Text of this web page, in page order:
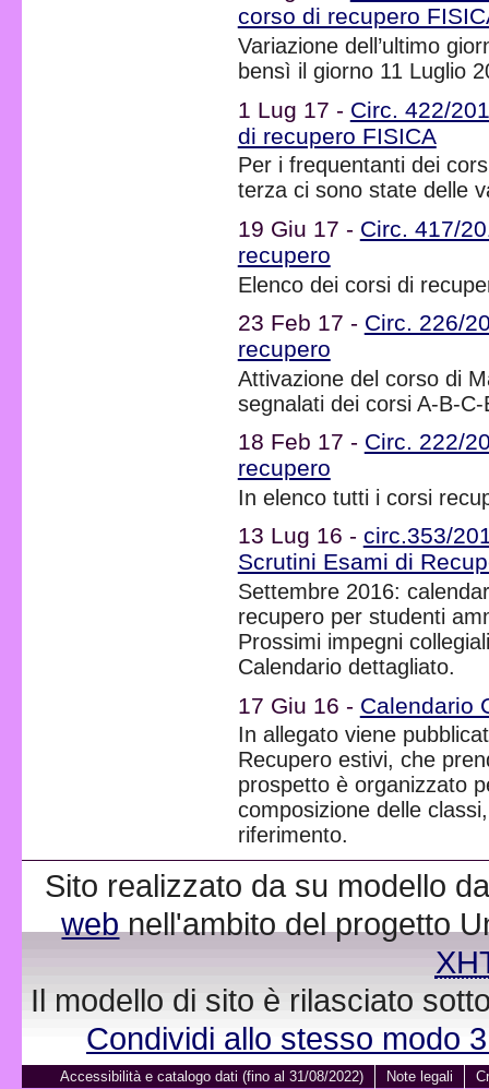
corso di recupero
Variazione dell’ultimo
bensì il giorno 11 Luglio
1 Lug 17 - Circ. 422/
di recupero FISICA
Per i frequentanti dei
terza ci sono state delle
19 Giu 17 - Circ. 417/
recupero
Elenco dei corsi di
23 Feb 17 - Circ. 226/
recupero
Attivazione del corso di
segnalati dei corsi A-B-
18 Feb 17 - Circ. 222/
recupero
In elenco tutti i corsi
13 Lug 16 - circ.353/
Scrutini Esami di
Settembre 2016:
recupero per studenti
Prossimi impegni
Calendario dettagliato.
17 Giu 16 - Calendario
In allegato viene
Recupero estivi, che
prospetto è organizzato
composizione delle
riferimento.
Sito realizzato da su modello
webnell'ambito del progetto
Il modello di sito è rilasciato
Condividi allo stesso modo
Accessibilità e catalogo dati (fino al 31/08/2022) Note legali